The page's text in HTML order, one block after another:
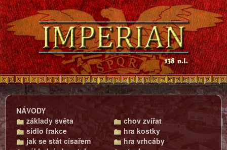
NÁVODY
základy světa
sídlo frakce
jak se stát císařem
chov zvířat
hra kostky
hra vrhcáby